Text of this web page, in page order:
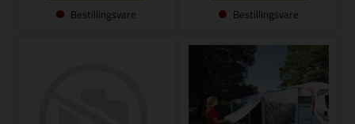
Bestillingsvare Bestillingsvare